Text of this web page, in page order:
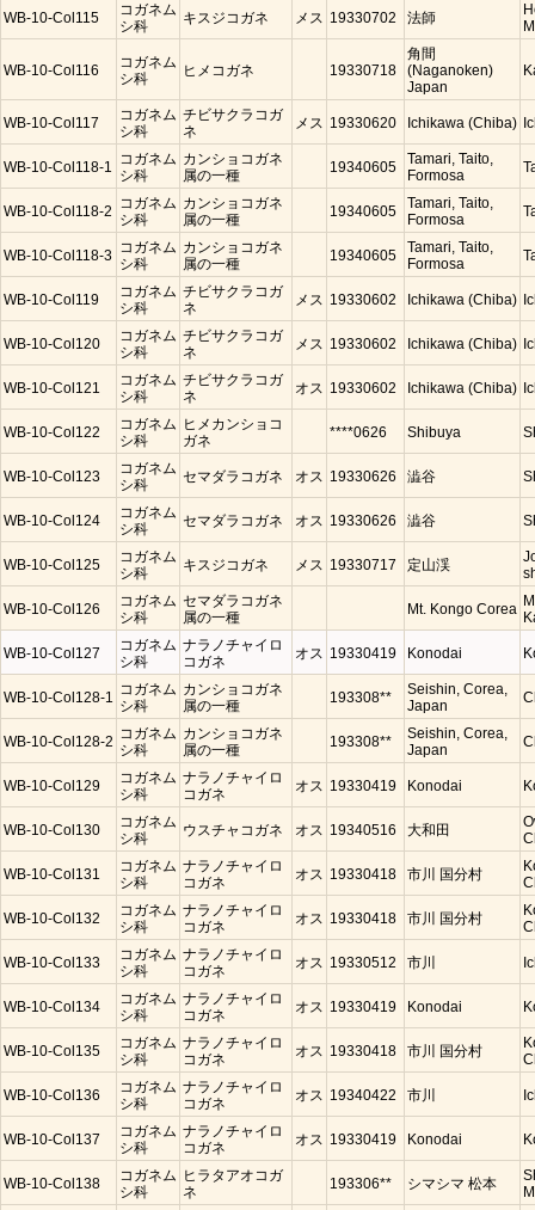
WB-10-Col115
コガネム
シ科
キスジコガネ メス 19330702 法師
WB-10-Col116
コガネム
シ科
ヒメコガネ 19330718
角間
(Naganoken)
Japan
WB-10-Col117
コガネム
シ科
チビサクラコガ
ネ
メス 19330620 Ichikawa (Chiba)
WB-10-Col118-1 コガネム
シ科
カンショコガネ
属の一種
19340605
Tamari, Taito,
Formosa
WB-10-Col118-2 コガネム
シ科
カンショコガネ
属の一種
19340605
Tamari, Taito,
Formosa
WB-10-Col118-3 コガネム
シ科
カンショコガネ
属の一種
19340605
Tamari, Taito,
Formosa
WB-10-Col119
コガネム
シ科
チビサクラコガ
ネ
メス 19330602 Ichikawa (Chiba)
WB-10-Col120
コガネム
シ科
チビサクラコガ
ネ
メス 19330602 Ichikawa (Chiba)
WB-10-Col121
コガネム
シ科
チビサクラコガ
ネ
オス 19330602 Ichikawa (Chiba)
WB-10-Col122
コガネム
シ科
ヒメカンショコ
ガネ
****0626 Shibuya
WB-10-Col123
コガネム
シ科
セマダラコガネ オス 19330626 澁谷
WB-10-Col124
コガネム
シ科
セマダラコガネ オス 19330626 澁谷
WB-10-Col125
コガネム
シ科
キスジコガネ メス 19330717 定山渓
WB-10-Col126
コガネム
シ科
セマダラコガネ
属の一種
Mt. Kongo Corea
WB-10-Col127
コガネム
シ科
ナラノチャイロ
コガネ
オス 19330419 Konodai
WB-10-Col128-1 コガネム
シ科
カンショコガネ
属の一種
193308**
Seishin, Corea,
Japan
WB-10-Col128-2 コガネム
シ科
カンショコガネ
属の一種
193308**
Seishin, Corea,
Japan
WB-10-Col129
コガネム
シ科
ナラノチャイロ
コガネ
オス 19330419 Konodai
WB-10-Col130
コガネム
シ科
ウスチャコガネ オス 19340516 大和田
WB-10-Col131
コガネム
シ科
ナラノチャイロ
コガネ
オス 19330418 市川 国分村
WB-10-Col132
コガネム
シ科
ナラノチャイロ
コガネ
オス 19330418 市川 国分村
WB-10-Col133
コガネム
シ科
ナラノチャイロ
コガネ
オス 19330512 市川
WB-10-Col134
コガネム
シ科
ナラノチャイロ
コガネ
オス 19330419 Konodai
WB-10-Col135
コガネム
シ科
ナラノチャイロ
コガネ
オス 19330418 市川 国分村
WB-10-Col136
コガネム
シ科
ナラノチャイロ
コガネ
オス 19340422 市川
WB-10-Col137
コガネム
シ科
ナラノチャイロ
コガネ
オス 19330419 Konodai
WB-10-Col138
コガネム
シ科
ヒラタアオコガ
ネ
193306** シマシマ 松本